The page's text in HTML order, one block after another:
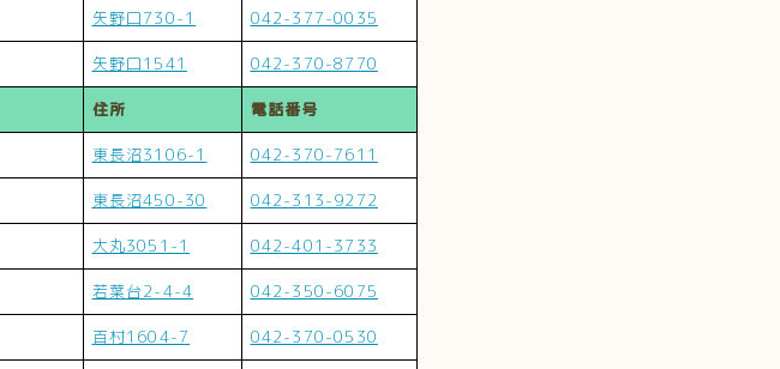
矢野口730-1 042-377-0035
矢野口1541 042-370-8770
住所 電話番号
東長沼3106-1 042-370-7611
東長沼450-30 042-313-9272
大丸3051-1 042-401-3733
若葉台2-4-4 042-350-6075
百村1604-7 042-370-0530